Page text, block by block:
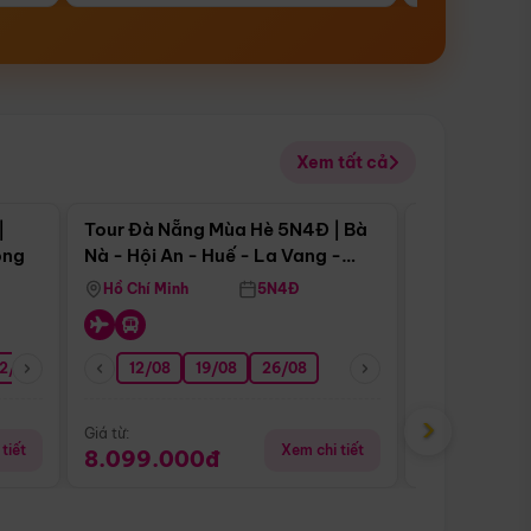
Xem tất cả
08 26/08 05/09 09/09 12/09
tiết
Điểm nổi bật
Tour Đà Nẵng Mùa Hè 5N4Đ | Bà
Nà - Hội An - Huế - La Vang -
Động Thiên Đường
Hồ Chí Minh 5N4Đ
12/08 19/08 26/08
Giá từ:
8.099.000đ Xem chi tiết
Giá từ:
›